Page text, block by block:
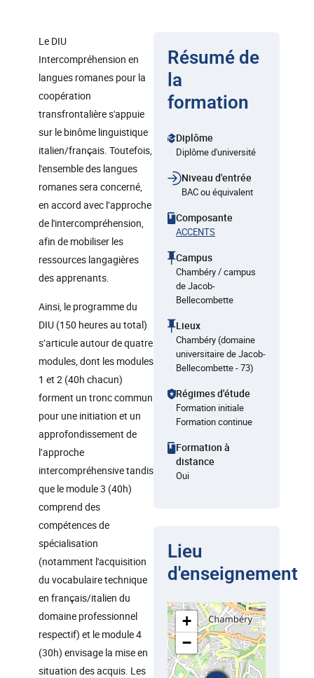
Le DIU
Intercompréhension en
langues romanes pour la
coopération
transfrontalière s'appuie
sur le binôme linguistique
italien/français. Toutefois,
l'ensemble des langues
romanes sera concerné,
en accord avec l’approche
de l'intercompréhension,
afin de mobiliser les
ressources langagières
des apprenants.
Ainsi, le programme du
DIU (150 heures au total)
s’articule autour de quatre
modules, dont les modules
1 et 2 (40h chacun)
forment un tronc commun
pour une initiation et un
approfondissement de
l’approche
intercompréhensive tandis
que le module 3 (40h)
comprend des
compétences de
spécialisation
(notamment l'acquisition
du vocabulaire technique
en français/italien du
domaine professionnel
respectif) et le module 4
(30h) envisage la mise en
situation des acquis. Les
Résumé de
la
formation
Diplôme
Diplôme d'université
Niveau d'entrée
BAC ou équivalent
Composante
ACCENTS
Campus
Chambéry / campus
de Jacob-
Bellecombette
Lieux
Chambéry (domaine
universitaire de Jacob-
Bellecombette - 73)
Régimes d'étude
Formation initiale
Formation continue
Formation à
distance
Oui
Lieu
d'enseignement
+
−